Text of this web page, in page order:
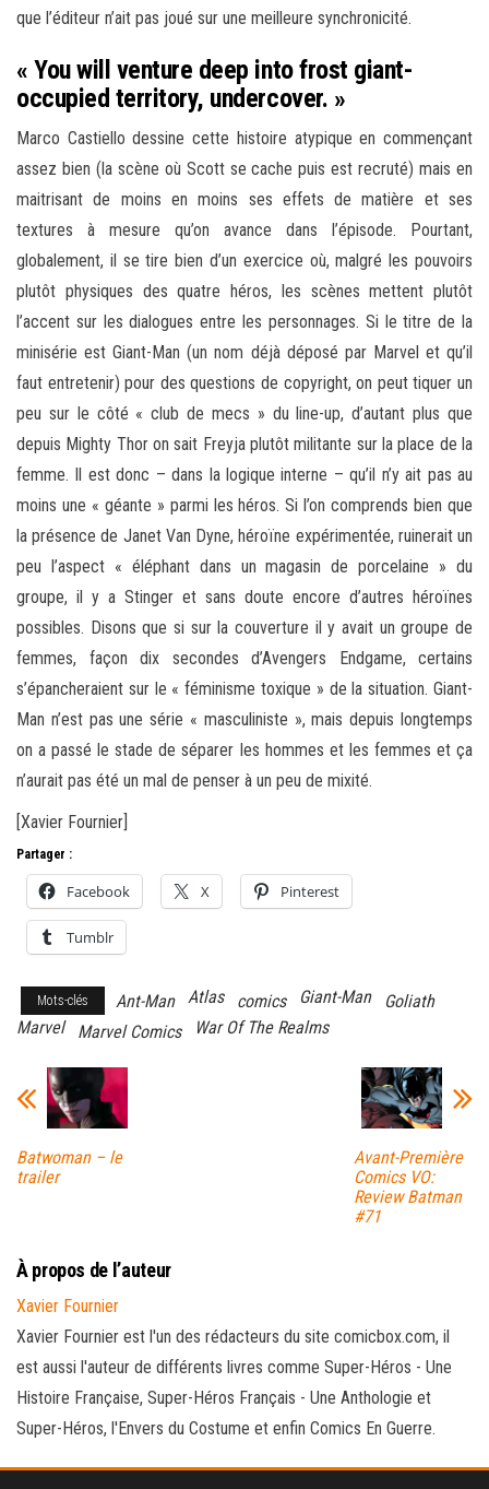
que l’éditeur n’ait pas joué sur une meilleure synchronicité.
« You will venture deep into frost giant-
occupied territory, undercover. »
Marco Castiello dessine cette histoire atypique en commençant
assez bien (la scène où Scott se cache puis est recruté) mais en
maitrisant de moins en moins ses effets de matière et ses
textures à mesure qu’on avance dans l’épisode. Pourtant,
globalement, il se tire bien d’un exercice où, malgré les pouvoirs
plutôt physiques des quatre héros, les scènes mettent plutôt
l’accent sur les dialogues entre les personnages. Si le titre de la
minisérie est Giant-Man (un nom déjà déposé par Marvel et qu’il
faut entretenir) pour des questions de copyright, on peut tiquer un
peu sur le côté « club de mecs » du line-up, d’autant plus que
depuis Mighty Thor on sait Freyja plutôt militante sur la place de la
femme. Il est donc – dans la logique interne – qu’il n’y ait pas au
moins une « géante » parmi les héros. Si l’on comprends bien que
la présence de Janet Van Dyne, héroïne expérimentée, ruinerait un
peu l’aspect « éléphant dans un magasin de porcelaine » du
groupe, il y a Stinger et sans doute encore d’autres héroïnes
possibles. Disons que si sur la couverture il y avait un groupe de
femmes, façon dix secondes d’Avengers Endgame, certains
s’épancheraient sur le « féminisme toxique » de la situation. Giant-
Man n’est pas une série « masculiniste », mais depuis longtemps
on a passé le stade de séparer les hommes et les femmes et ça
n’aurait pas été un mal de penser à un peu de mixité.
[Xavier Fournier]
Partager :
Facebook X Pinterest
Tumblr
Mots-clés Ant-Man Atlas comics Giant-Man
Goliath
Marvel
Marvel Comics War Of The Realms
Batwoman – le
trailer
Avant-Première
Comics VO:
Review Batman
#71
À propos de l’auteur
Xavier Fournier
Xavier Fournier est l'un des rédacteurs du site comicbox.com, il
est aussi l'auteur de différents livres comme Super-Héros - Une
Histoire Française, Super-Héros Français - Une Anthologie et
Super-Héros, l'Envers du Costume et enfin Comics En Guerre.